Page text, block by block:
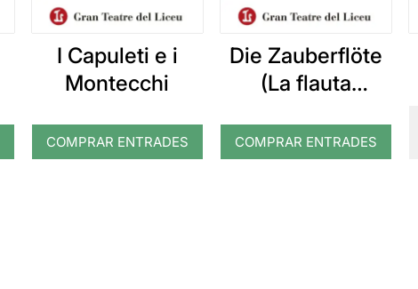
I Capuleti e i
Montecchi
COMPRAR ENTRADES
Die Zauberflöte
(La flauta
COMPRAR ENTRADES